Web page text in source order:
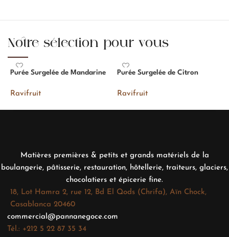
Notre sélection pour vous
Purée Surgelée de Mandarine
Ravifruit
Purée Surgelée de Citron
Ravifruit
Matières premières & petits et grands matériels de la
boulangerie, pâtisserie, restauration, hôtellerie, traiteurs, glaciers,
chocolatiers et épicerie fine.
18, Lot Hamra 2, rue 12, Bd El Qods (Chrifa), Aïn Chock,
Casablanca 20460
commercial@pannanegoce.com
Tél.: +212 5 22 87 35 34